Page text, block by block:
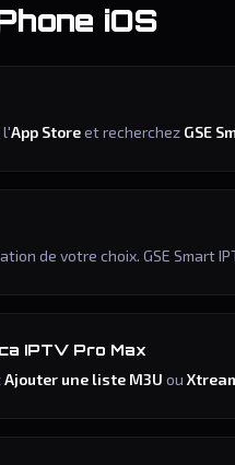
iOS
l'App Storeet recherchez GSE
de votre choix. GSE Smart
IPTV Pro Max
Ajouter une liste M3U ou